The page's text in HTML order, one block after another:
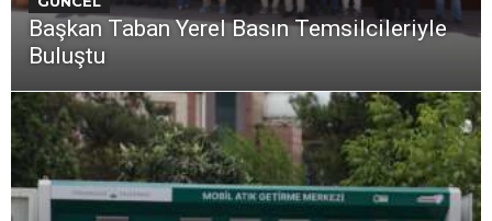
Başkan Taban Yerel Basın Temsilcileriyle
Buluştu